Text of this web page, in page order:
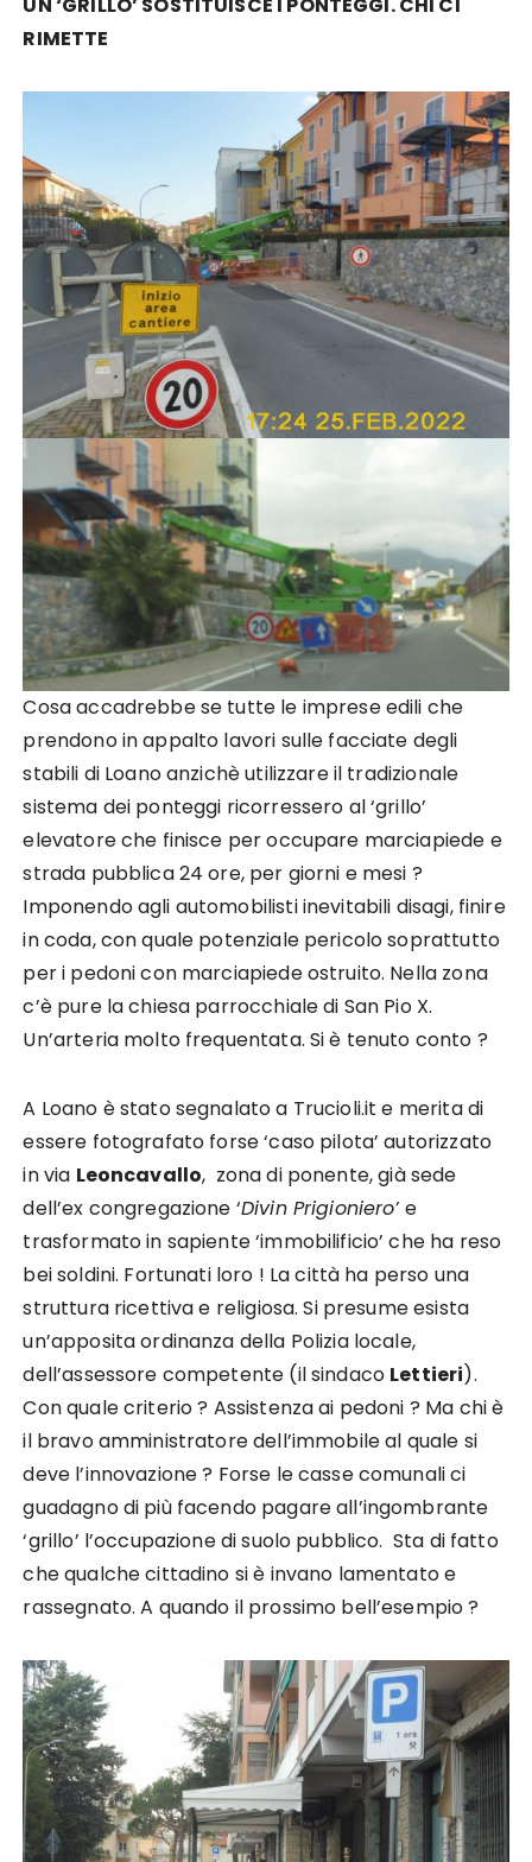
RIMETTE
Cosa accadrebbe se tutte le imprese edili che
prendono in appalto lavori sulle facciate degli
stabili di Loano anzichè utilizzare il tradizionale
sistema dei ponteggi ricorressero al ‘grillo’
elevatore che finisce per occupare marciapiede e
strada pubblica 24 ore, per giorni e mesi ?
Imponendo agli automobilisti inevitabili disagi, finire
in coda, con quale potenziale pericolo soprattutto
per i pedoni con marciapiede ostruito. Nella zona
c’è pure la chiesa parrocchiale di San Pio X.
Un’arteria molto frequentata. Si è tenuto conto ?
A Loano è stato segnalato a Trucioli.it e merita di
essere fotografato forse ‘caso pilota’ autorizzato
in via Leoncavallo, zona di ponente, già sede
dell’ex congregazione ‘Divin Prigioniero’e
trasformato in sapiente ‘immobilificio’ che ha reso
bei soldini. Fortunati loro ! La città ha perso una
struttura ricettiva e religiosa. Si presume esista
un’apposita ordinanza della Polizia locale,
dell’assessore competente (il sindaco Lettieri).
Con quale criterio ? Assistenza ai pedoni ? Ma chi è
il bravo amministratore dell’immobile al quale si
deve l’innovazione ? Forse le casse comunali ci
guadagno di più facendo pagare all’ingombrante
‘grillo’ l’occupazione di suolo pubblico. Sta di fatto
che qualche cittadino si è invano lamentato e
rassegnato. A quando il prossimo bell’esempio ?